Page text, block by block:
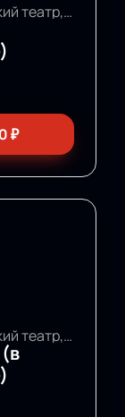
Санкт-Петербург, Александринский театр, Основная сцена
₽
Санкт-Петербург, Александринский театр, Основная сцена